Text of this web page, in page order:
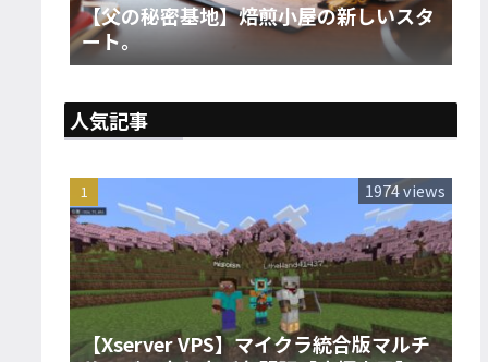
【父の秘密基地】焙煎小屋の新しいスタ
ート。
人気記事
【Xserver VPS】マイクラ統合版マルチ
1974 views